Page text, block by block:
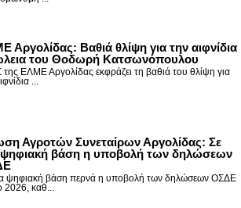
Αργολίδας: Βαθιά θλίψη για την αιφνίδια
του Θοδωρή Κατσωνόπουλου
της ΕΛΜΕ Αργολίδας εκφράζει τη βαθιά του θλίψη για
...
Αγροτών Συνεταίρων Αργολίδας: Σε
ψηφιακή βάση η υποβολή των δηλώσεων
ψηφιακή βάση περνά η υποβολή των δηλώσεων ΟΣΔΕ
2026, καθ...